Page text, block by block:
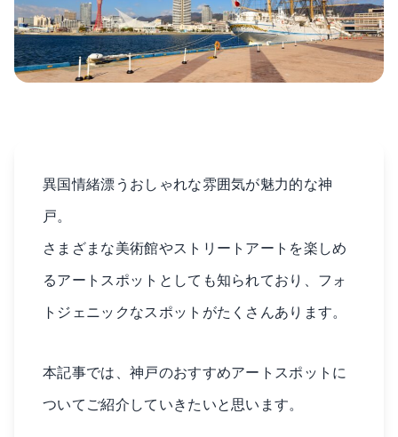
異国情緒漂うおしゃれな雰囲気が魅力的な神
戸。
さまざまな美術館やストリートアートを楽しめ
るアートスポットとしても知られており、フォ
トジェニックなスポットがたくさんあります。
本記事では、神戸のおすすめアートスポットに
ついてご紹介していきたいと思います。